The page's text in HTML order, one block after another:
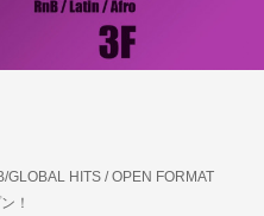
GLOBAL HITS / OPEN FORMAT
！